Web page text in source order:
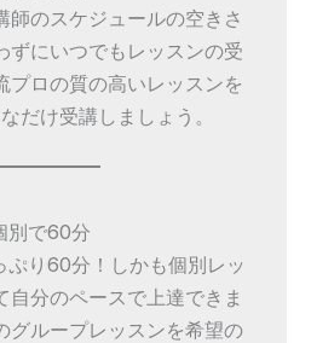
師のスケジュールの空きさ
ずにいつでもレッスンの受
プロの質の高いレッスンを
だけ受講しましょう。
別で60分
ぷり60分！しかも個別レッ
自分のペースで上達できま
グループレッスンを希望の